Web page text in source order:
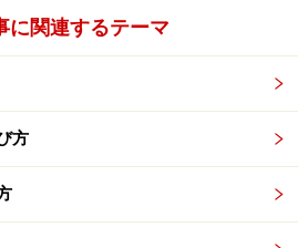
っていると、ヘッドハンティン
か？続きは次ページで！
に関連するテーマ
方